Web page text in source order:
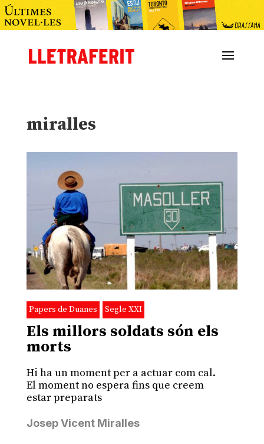
miralles
Papers de Duanes Segle XXI
Els millors soldats són els
morts
Hi ha un moment per a actuar com cal.
El moment no espera fins que creem
estar preparats
Josep Vicent Miralles